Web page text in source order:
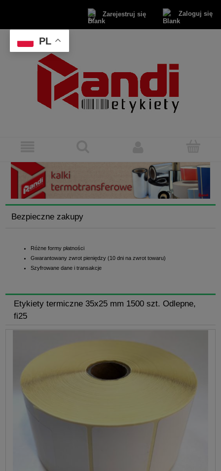
Zarejestruj się Zaloguj się
Bezpieczne zakupy
Różne formy płatności
Gwarantowany zwrot pieniędzy (10 dni na zwrot towaru)
Szyfrowane dane i transakcje
Etykiety termiczne 35x25 mm 1500 szt. Odlepne,
fi25
PL